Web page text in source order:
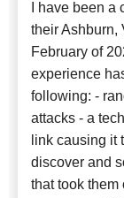
I have been
their Ashburn,
February of
experience
following: -
attacks - a
link causing it
discover and
that took them